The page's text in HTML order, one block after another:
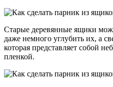
Старые деревянные ящики
даже немного углубить их, а
которая представляет собой
пленкой.